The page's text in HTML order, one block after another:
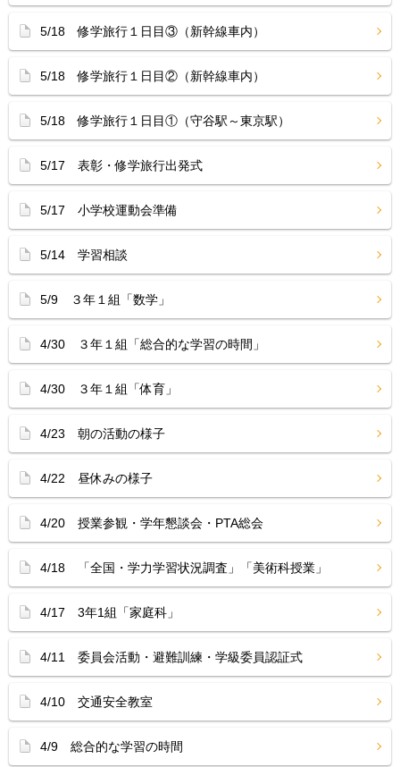
5/18 修学旅行１日目③（新幹線車内）
5/18 修学旅行１日目②（新幹線車内）
5/18 修学旅行１日目①（守谷駅～東京駅）
5/17 表彰・修学旅行出発式
5/17 小学校運動会準備
5/14 学習相談
5/9 ３年１組「数学」
4/30 ３年１組「総合的な学習の時間」
4/30 ３年１組「体育」
4/23 朝の活動の様子
4/22 昼休みの様子
4/20 授業参観・学年懇談会・PTA総会
4/18 「全国・学力学習状況調査」「美術科授業」
4/17 3年1組「家庭科」
4/11 委員会活動・避難訓練・学級委員認証式
4/10 交通安全教室
4/9 総合的な学習の時間